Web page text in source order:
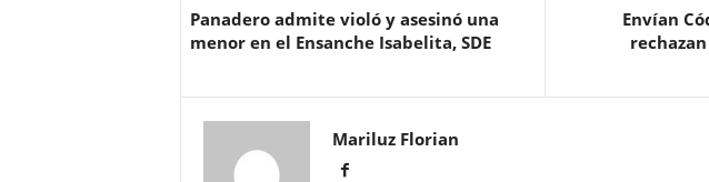
Panadero admite violó y asesinó una
menor en el Ensanche Isabelita, SDE
Envían
Mariluz Florian